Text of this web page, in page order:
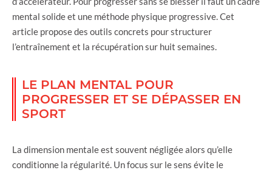
mental solide et une méthode physique progressive. Cet
article propose des outils concrets pour structurer
l’entraînement et la récupération sur huit semaines.
LE PLAN MENTAL POUR
PROGRESSER ET SE DÉPASSER EN
SPORT
La dimension mentale est souvent négligée alors qu’elle
conditionne la régularité. Un focus sur le sens évite le